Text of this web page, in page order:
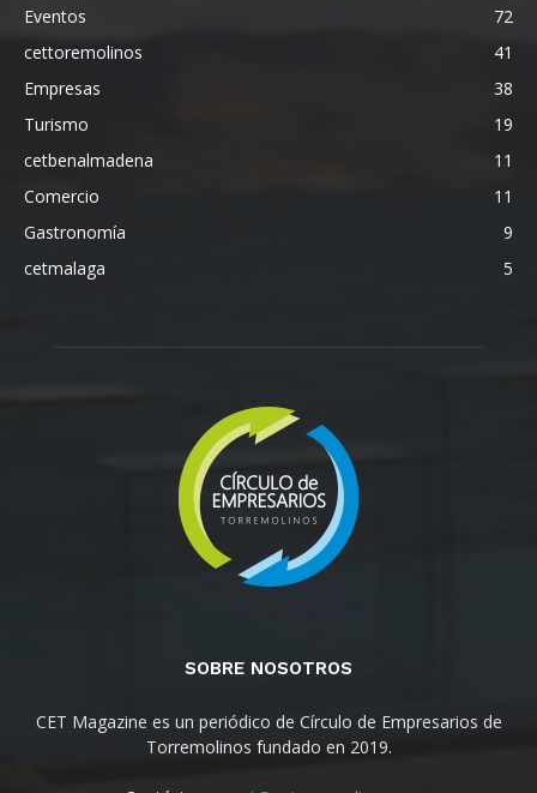
Eventos
72
cettoremolinos
41
Empresas
38
Turismo
19
cetbenalmadena
11
Comercio
11
Gastronomía
9
cetmalaga
5
SOBRE NOSOTROS
CET Magazine es un periódico de Círculo de Empresarios de
Torremolinos fundado en 2019.